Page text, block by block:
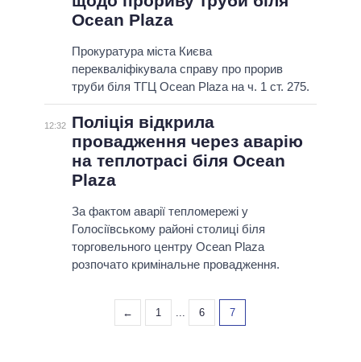
Осеаn Plaza
Прокуратура міста Києва
перекваліфікувала справу про прорив
труби біля ТГЦ Осеаn Plaza на ч. 1 ст. 275.
12:32
Поліція відкрила
провадження через аварію
на теплотрасі біля Ocean
Plaza
За фактом аварії тепломережі у
Голосіївському районі столиці біля
торговельного центру Ocean Plaza
розпочато кримінальне провадження.
← 1 ... 6 7